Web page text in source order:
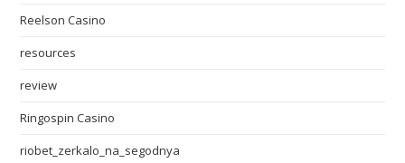
Reelson Casino
resources
review
Ringospin Casino
riobet_zerkalo_na_segodnya